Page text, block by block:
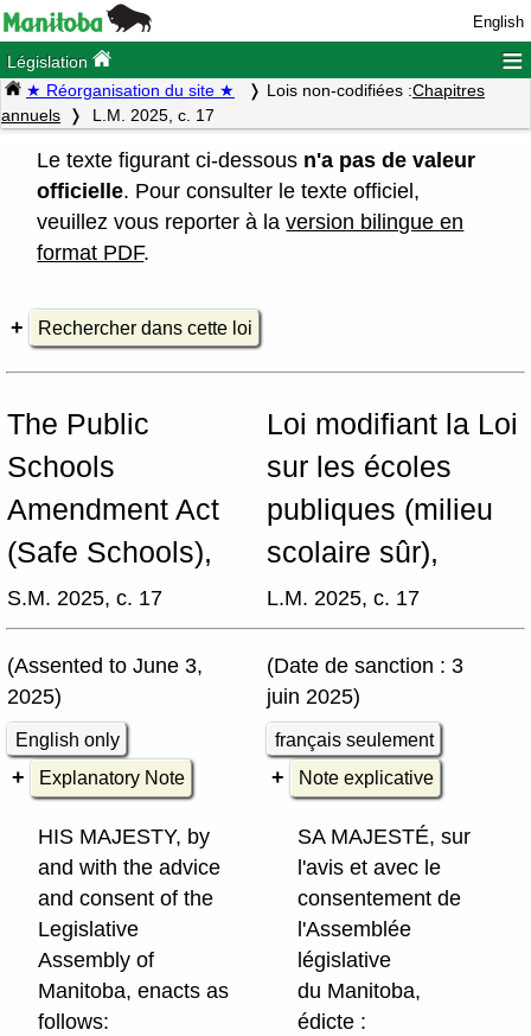
English
Législation ≡
★ Réorganisation du site ★ Lois non-codifiées :Chapitres
annuels
L.M. 2025, c. 17
Le texte figurant ci-dessous n'a pas de valeur
officielle. Pour consulter le texte officiel,
veuillez vous reporter à laversion bilingue en
format PDF.
Rechercher dans cette loi
The Public
Schools
Amendment Act
(Safe Schools),
S.M. 2025, c. 17
Loi modifiant la Loi
sur les écoles
publiques (milieu
scolaire sûr),
L.M. 2025, c. 17
(Assented to June 3,
2025)
(Date de sanction : 3
juin 2025)
English only
français seulement
Explanatory Note
Note explicative
HIS MAJESTY, by
and with the advice
and consent of the
Legislative
Assembly of
Manitoba, enacts as
follows:
SA MAJESTÉ, sur
l'avis et avec le
consentement de
l'Assemblée
législative
du Manitoba,
édicte :